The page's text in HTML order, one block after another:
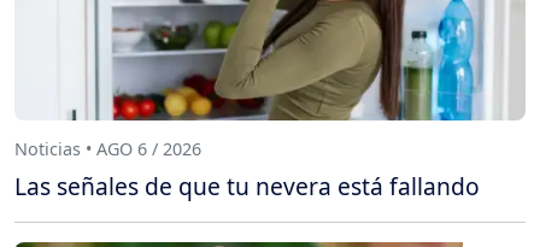
Noticias • AGO 6 / 2026
Las señales de que tu nevera está fallando